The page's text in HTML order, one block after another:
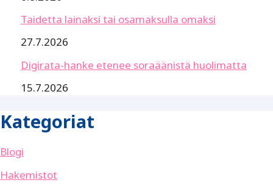
Taidetta lainaksi tai osamaksulla omaksi
27.7.2026
Digirata-hanke etenee soraäänistä huolimatta
15.7.2026
Kategoriat
Blogi
Hakemistot